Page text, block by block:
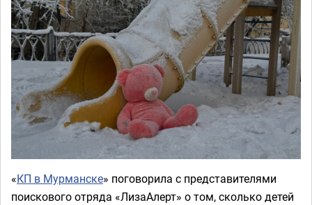
«КП в Мурманске» поговорила с представителями
поискового отряда «ЛизаАлерт» о том, сколько детей